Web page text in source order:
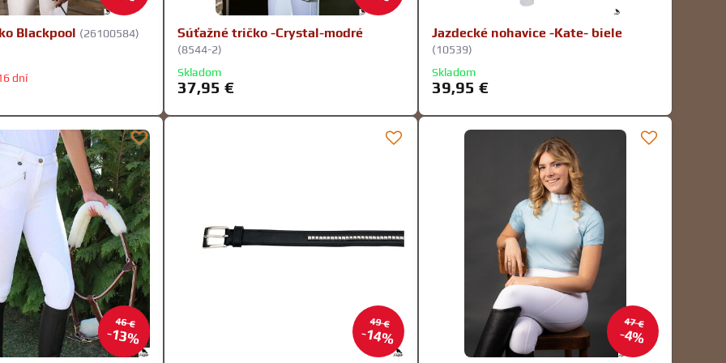
Blackpool (26100584)
dní
Súťažné tričko -Crystal-modré
(8544-2)
Skladom
37,95 €
Jazdecké nohavice -Kate- biele
(10539)
Skladom
39,95 €
46 €
13%
49 €
14%
47 €
4%